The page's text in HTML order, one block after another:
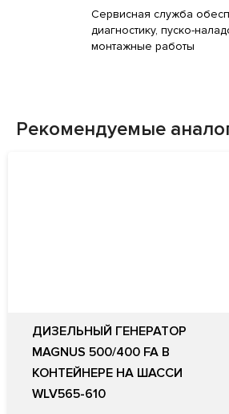
Сервисная служба
диагностику, пуско-
монтажные работы
Рекомендуемые
ДИЗЕЛЬНЫЙ ГЕНЕРАТОР
MAGNUS 500/400 FA В
КОНТЕЙНЕРЕ НА ШАССИ
WLV565-610